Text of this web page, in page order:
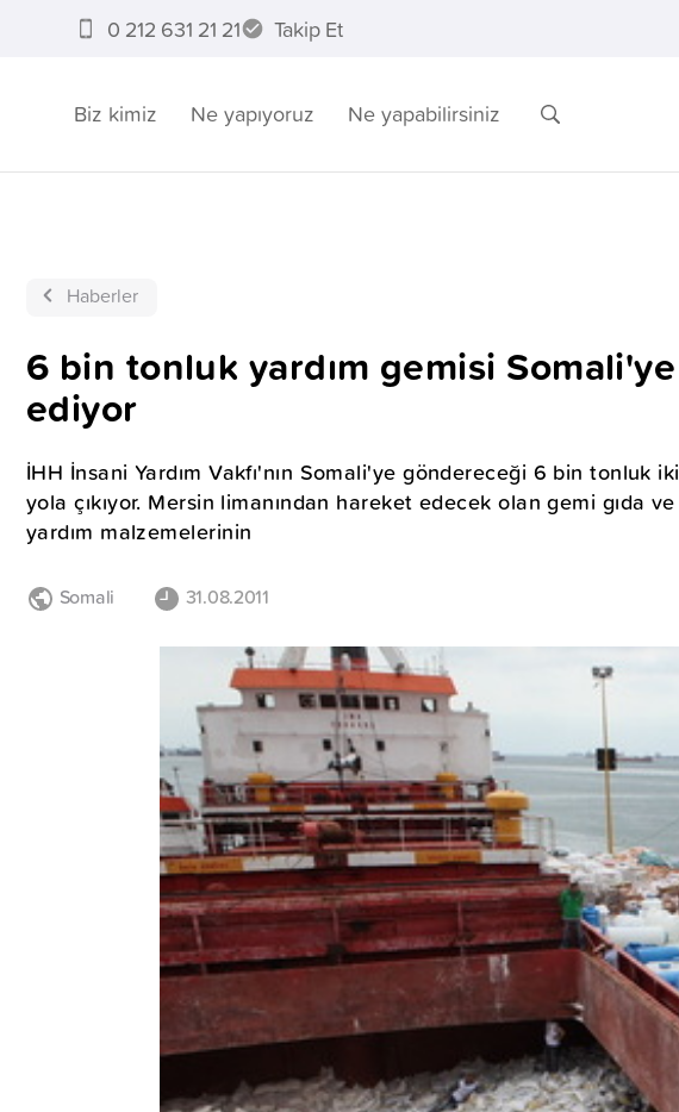
0 212 631 21 21 Takip Et
Biz kimiz Ne yapıyoruz Ne yapabilirsiniz
Haberler
6 bin tonluk yardım gemisi
ediyor
İHH İnsani Yardım Vakfı'nın Somali'ye göndereceği 6 bin tonluk
yola çıkıyor. Mersin limanından hareket edecek olan gemi gıda
yardım malzemelerinin
Somali 31.08.2011